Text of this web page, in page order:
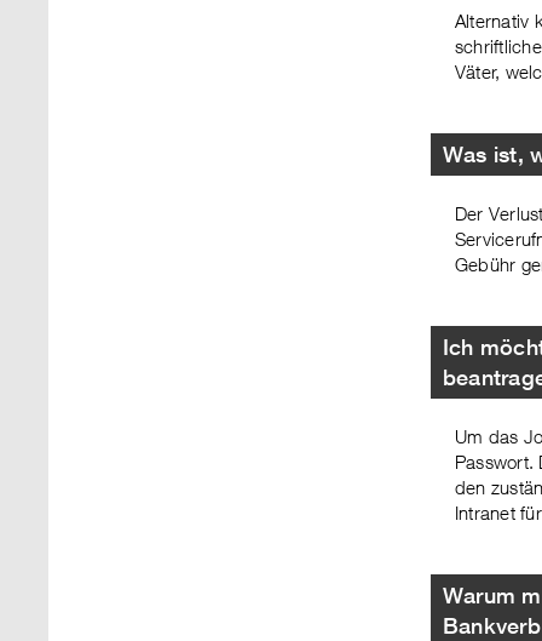
Alternativ
Väter,
Was ist,
Der
Gebühr
Ich
Um das
Passwort.
den
Intranet
Warum